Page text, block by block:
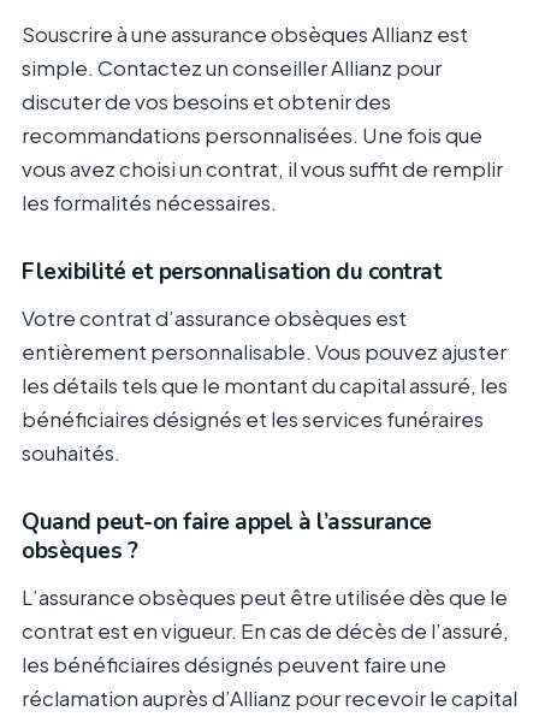
Souscrire à une assurance obsèques Allianz est
simple. Contactez un conseiller Allianz pour
discuter de vos besoins et obtenir des
recommandations personnalisées. Une fois que
vous avez choisi un contrat, il vous suffit de remplir
les formalités nécessaires.
Flexibilité et personnalisation du contrat
Votre contrat d’assurance obsèques est
entièrement personnalisable. Vous pouvez ajuster
les détails tels que le montant du capital assuré, les
bénéficiaires désignés et les services funéraires
souhaités.
Quand peut-on faire appel à l’assurance
obsèques ?
L’assurance obsèques peut être utilisée dès que le
contrat est en vigueur. En cas de décès de l’assuré,
les bénéficiaires désignés peuvent faire une
réclamation auprès d’Allianz pour recevoir le capital